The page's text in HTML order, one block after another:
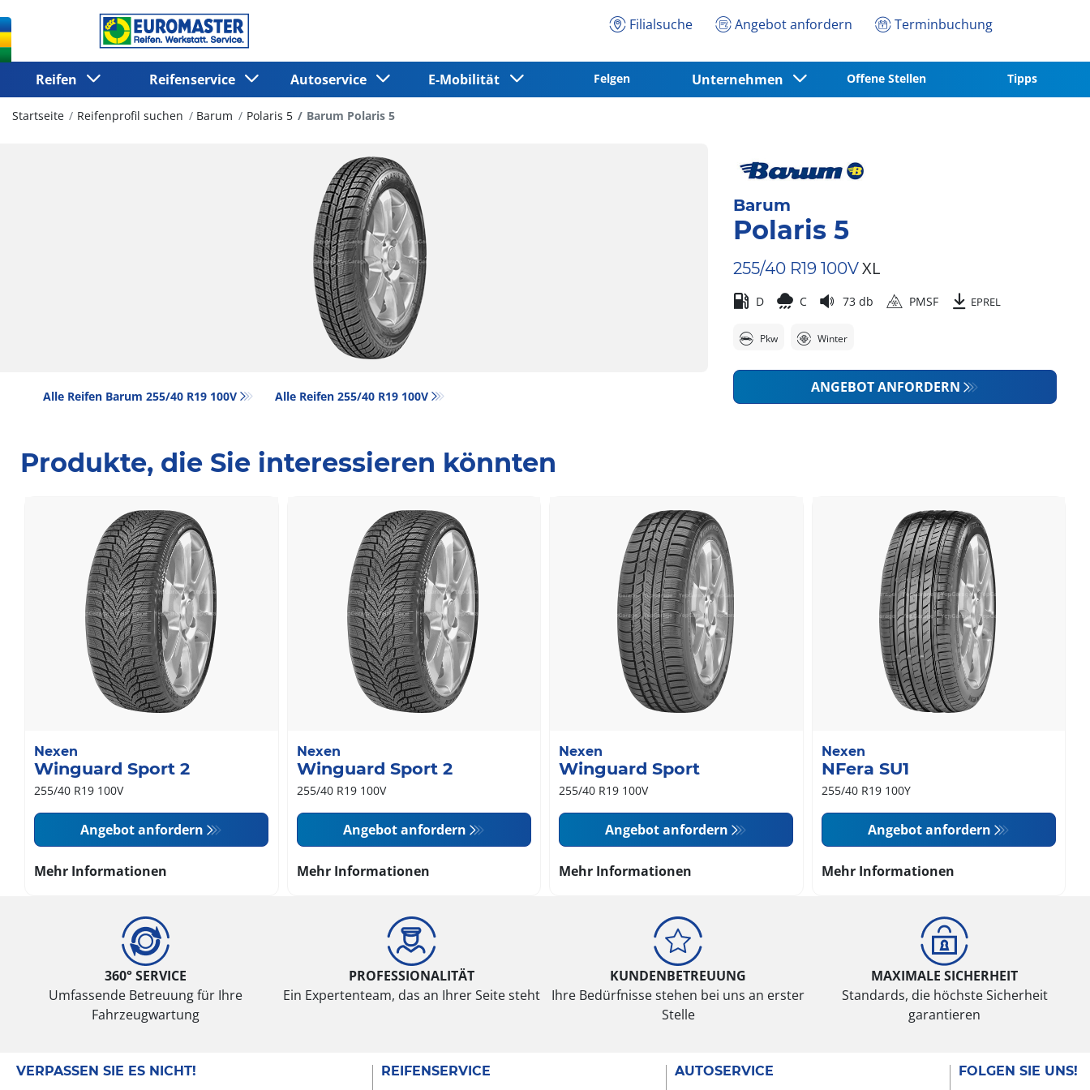
Filialsuche Angebot anfordern Terminbuchung
Reifen Reifenservice Autoservice E-Mobilität Felgen Unternehmen Offene Stellen Tipps
Startseite Reifenprofil suchen Barum Polaris 5 Barum Polaris 5
Alle Reifen Barum 255/40 R19 100V Alle Reifen‎ 255/40 R19 100V
Barum
Polaris 5
255/40 R19 100VXL
D C 73 db PMSF EPREL
Pkw Winter
ANGEBOT ANFORDERN
Produkte, die Sie interessieren könnten
Nexen
Winguard Sport 2
255/40 R19 100V
Angebot anfordern
Mehr Informationen
Nexen
Winguard Sport 2
255/40 R19 100V
Angebot anfordern
Mehr Informationen
Nexen
Winguard Sport
255/40 R19 100V
Angebot anfordern
Mehr Informationen
Nexen
NFera SU1
255/40 R19 100Y
Angebot anfordern
Mehr Informationen
360° SERVICE
Umfassende Betreuung für Ihre
Fahrzeugwartung
PROFESSIONALITÄT
Ein Expertenteam, das an Ihrer Seite steht
KUNDENBETREUUNG
Ihre Bedürfnisse stehen bei uns an erster
Stelle
MAXIMALE SICHERHEIT
Standards, die höchste Sicherheit
garantieren
VERPASSEN SIE ES NICHT!
REIFENSERVICE
AUTOSERVICE
FOLGEN SIE UNS!